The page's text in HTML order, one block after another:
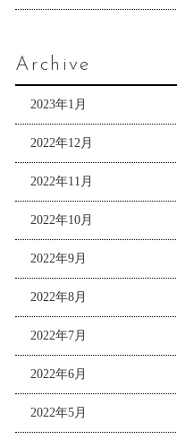
Archive
2023年1月
2022年12月
2022年11月
2022年10月
2022年9月
2022年8月
2022年7月
2022年6月
2022年5月